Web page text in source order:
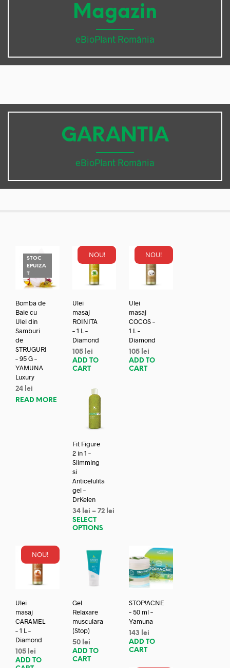
Magazin
eBioPlant România
GARANTIA
eBioPlant România
STOC
EPUIZA
T
Bomba de
Baie cu
Ulei din
Samburi
de
STRUGURI
– 95 G –
YAMUNA
Luxury
24 lei
READ MORE
NOU!
Ulei
masaj
ROINITA
– 1 L –
Diamond
105 lei
ADD TO
CART
NOU!
Ulei
masaj
COCOS –
1 L –
Diamond
105 lei
ADD TO
CART
Fit Figure
2 in 1 –
Slimming
si
Anticelulita
gel –
DrKelen
34 lei – 72 lei
SELECT
OPTIONS
NOU!
Ulei
masaj
CARAMEL
– 1 L –
Diamond
105 lei
ADD TO
Gel
Relaxare
musculara
(Stop)
50 lei
ADD TO
CART
STOP!ACNE
– 50 ml –
Yamuna
143
lei
ADD TO
CART